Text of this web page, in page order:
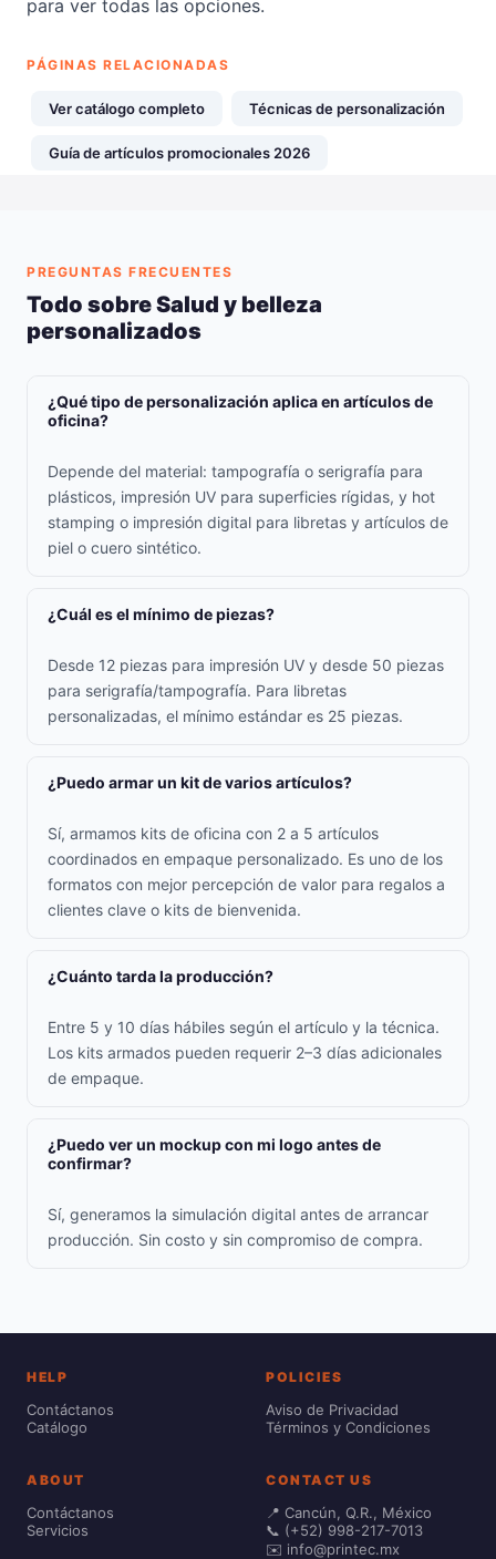
para ver todas las opciones.
PÁGINAS RELACIONADAS
Ver catálogo completo Técnicas de personalización
Guía de artículos promocionales 2026
PREGUNTAS FRECUENTES
Todo sobre Salud y belleza
personalizados
¿Qué tipo de personalización aplica en artículos de
oficina?
Depende del material: tampografía o serigrafía para
plásticos, impresión UV para superficies rígidas, y hot
stamping o impresión digital para libretas y artículos de
piel o cuero sintético.
¿Cuál es el mínimo de piezas?
Desde 12 piezas para impresión UV y desde 50 piezas
para serigrafía/tampografía. Para libretas
personalizadas, el mínimo estándar es 25 piezas.
¿Puedo armar un kit de varios artículos?
Sí, armamos kits de oficina con 2 a 5 artículos
coordinados en empaque personalizado. Es uno de los
formatos con mejor percepción de valor para regalos a
clientes clave o kits de bienvenida.
¿Cuánto tarda la producción?
Entre 5 y 10 días hábiles según el artículo y la técnica.
Los kits armados pueden requerir 2–3 días adicionales
de empaque.
¿Puedo ver un mockup con mi logo antes de
confirmar?
Sí, generamos la simulación digital antes de arrancar
producción. Sin costo y sin compromiso de compra.
HELP
Contáctanos
Catálogo
POLICIES
Aviso de Privacidad
Términos y Condiciones
ABOUT
Contáctanos
Servicios
CONTACT US
📍 Cancún, Q.R., México
📞 (+52) 998-217-7013
✉️ info@printec.mx